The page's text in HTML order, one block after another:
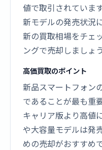
値で取引されていま
新モデルの発売状況
新の買取相場をチェ
ングで売却しましょう
高価買取のポイント
新品スマートフォン
であることが最も重
キャリア版より高値
や大容量モデルは発
めの売却がおすすめで